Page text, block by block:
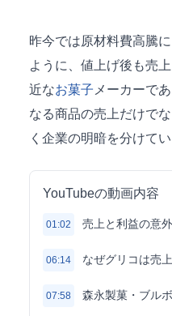
昨今では原材料費高騰
ように、値上げ後も売
近なお菓子 メーカーで
なる商品の売上だけで
く企業の明暗を分けてい
YouTubeの動画内容
01:02 売上と利益の意
06:14 なぜグリコは売
07:58 森永製菓・ブル